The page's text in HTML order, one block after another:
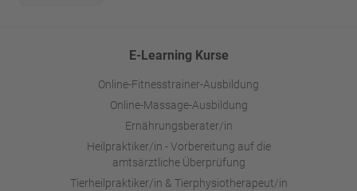
E-Learning Kurse
Online-Fitnesstrainer-Ausbildung
Online-Massage-Ausbildung
Ernährungsberater/in
Heilpraktiker/in - Vorbereitung auf die
amtsärztliche Überprüfung
Tierheilpraktiker/in & Tierphysiotherapeut/in